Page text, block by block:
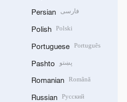
Persian فارسی
Polish Polski
Portuguese Português
Pashto پښتو
Romanian Română
Russian Русский